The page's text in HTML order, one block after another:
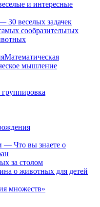
и интересные
30 веселых задачек
сообразительных
Математическая
мышление
— Что вы знаете о
за столом
о животных для детей
множеств»